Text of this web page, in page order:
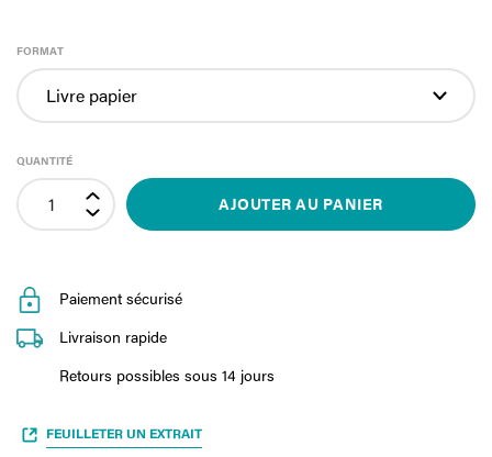
FORMAT
QUANTITÉ
AJOUTER AU PANIER
Paiement sécurisé
Livraison rapide
Retours possibles sous 14 jours
FEUILLETER UN EXTRAIT